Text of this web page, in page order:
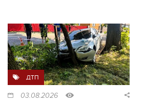
ДТП
03.08.2026